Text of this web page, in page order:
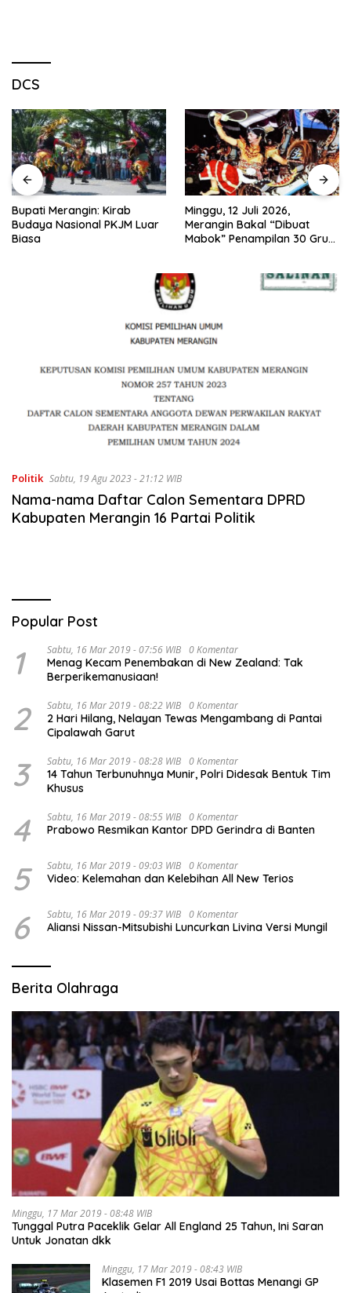
DCS
Minggu, 12 Juli 2026,
Merangin Bakal “Dibuat
Mabok” Penampilan 30 Grup
Nobar Piala Dunia 2026 di
Provinsi Jambi Diharapkan
Mampu Menggerakkan
Politik Sabtu, 19 Agu 2023 - 21:12 WIB
Nama-nama Daftar Calon Sementara DPRD
Kabupaten Merangin 16 Partai Politik
Popular Post
1 Sabtu, 16 Mar 2019 - 07:56 WIB 0 Komentar
Menag Kecam Penembakan di New Zealand: Tak
Berperikemanusiaan!
2 Sabtu, 16 Mar 2019 - 08:22 WIB 0 Komentar
2 Hari Hilang, Nelayan Tewas Mengambang di Pantai
Cipalawah Garut
3 Sabtu, 16 Mar 2019 - 08:28 WIB 0 Komentar
14 Tahun Terbunuhnya Munir, Polri Didesak Bentuk Tim
Khusus
4 Sabtu, 16 Mar 2019 - 08:55 WIB 0 Komentar
Prabowo Resmikan Kantor DPD Gerindra di Banten
5 Sabtu, 16 Mar 2019 - 09:03 WIB 0 Komentar
Video: Kelemahan dan Kelebihan All New Terios
6 Sabtu, 16 Mar 2019 - 09:37 WIB 0 Komentar
Aliansi Nissan-Mitsubishi Luncurkan Livina Versi Mungil
Berita Olahraga
Minggu, 17 Mar 2019 - 08:48 WIB
Tunggal Putra Paceklik Gelar All England 25 Tahun, Ini Saran
Untuk Jonatan dkk
Minggu, 17 Mar 2019 - 08:43 WIB
Klasemen F1 2019 Usai Bottas Menangi GP